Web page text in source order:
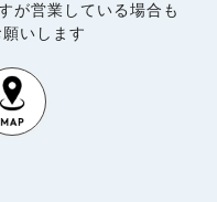
が営業している場合も
いします